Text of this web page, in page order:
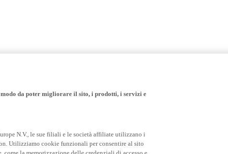
da poter migliorare il sito, i prodotti, i servizi e
N.V., le sue filiali e le società affiliate utilizzano i
Utilizziamo cookie funzionali per consentire al sito
la memorizzazione delle credenziali di accesso e